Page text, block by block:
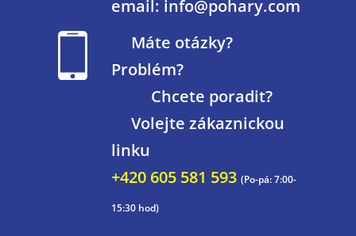
email: info@pohary.com
Máte otázky?
Problém?
Chcete poradit?
Volejte zákaznickou
linku
+420 605 581 593 (Po-pá: 7:00-
15:30 hod)